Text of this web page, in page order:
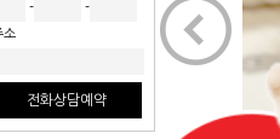
-
-
소
전화상담예약